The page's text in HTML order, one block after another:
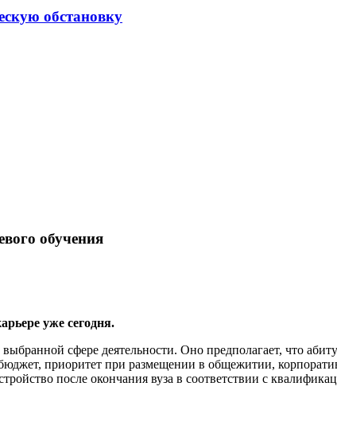
обстановку
обучения
уже сегодня.
сфере деятельности. Оно предполагает, что
приоритет при размещении в общежитии,
после окончания вуза в соответствии с